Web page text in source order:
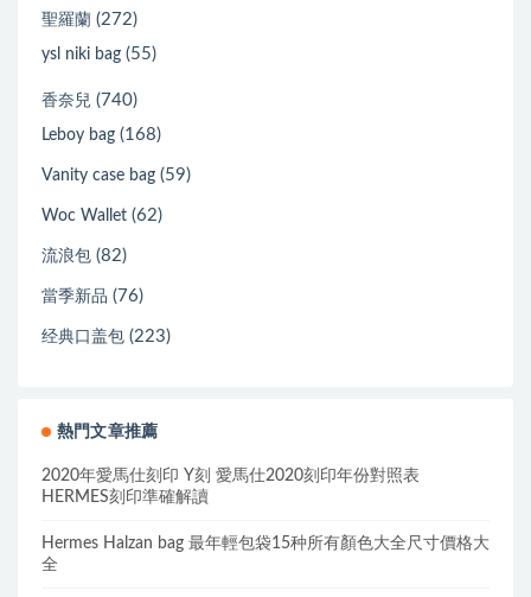
聖羅蘭 (272)
ysl niki bag (55)
香奈兒 (740)
Leboy bag (168)
Vanity case bag (59)
Woc Wallet (62)
流浪包 (82)
當季新品 (76)
经典口盖包 (223)
熱門文章推薦
2020年愛馬仕刻印 Y刻 愛馬仕2020刻印年份對照表
HERMES刻印準確解讀
Hermes Halzan bag 最年輕包袋15种所有顏色大全尺寸價格大
全